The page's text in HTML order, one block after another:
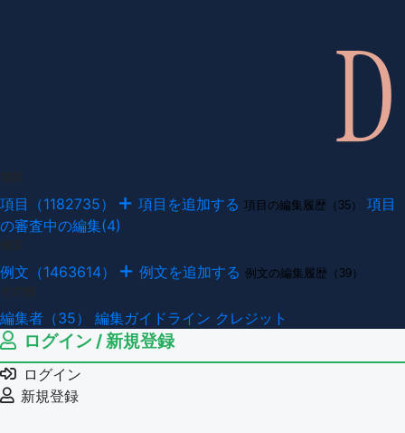
項目（1182735） 項目を追加する 項目の編集履歴（35）
項目
の審査中の編集(4)
例文（1463614） 例文を追加する 例文の編集履歴（39）
編集者（35） 編集ガイドライン クレジット
ログイン / 新規登録
ログイン
新規登録